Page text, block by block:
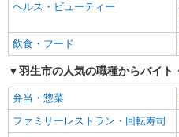
ブランクOK
エルダー（50代～）活躍中
高収入・高額
昇給あり
フルタイム歓迎
駅直結・駅チカ
ヘルス・ビューティー
飲食・フード
羽生市の人気の職種からバイト
弁当・惣菜
ファミリーレストラン・回転寿司